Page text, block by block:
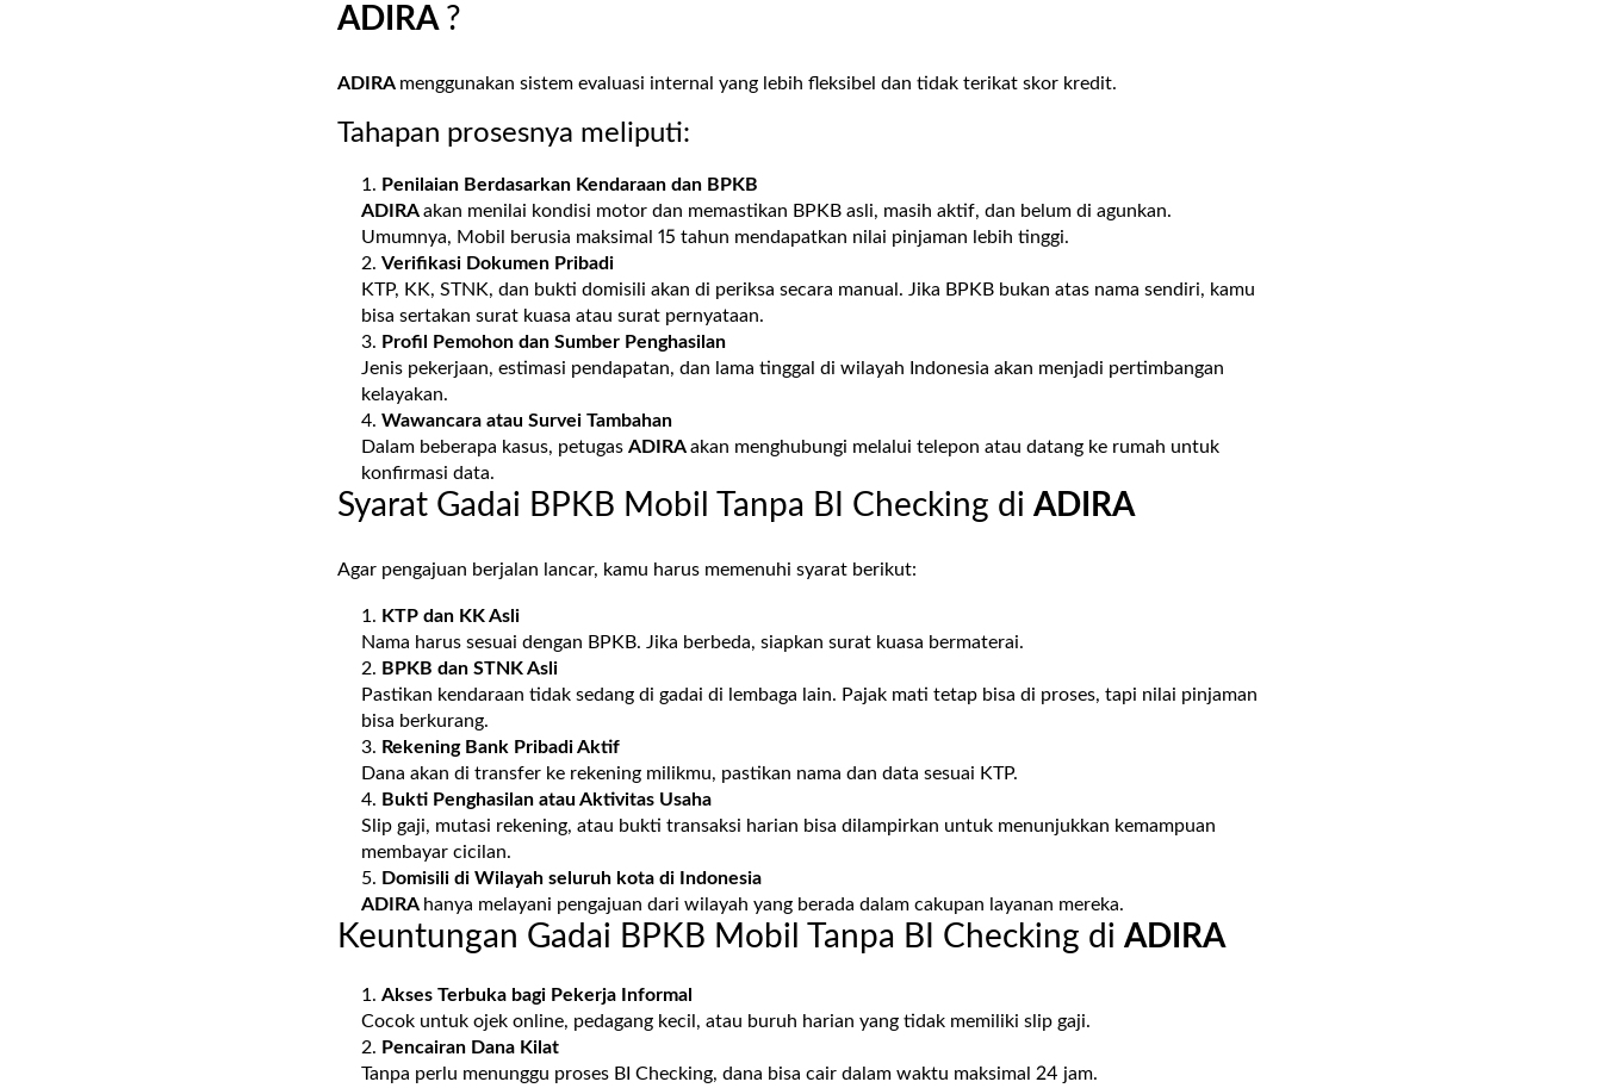
ADIRA ?
ADIRA menggunakan sistem evaluasi internal yang lebih fleksibel dan tidak terikat skor kredit.
Tahapan prosesnya meliputi:
Penilaian Berdasarkan Kendaraan dan BPKB
ADIRAakan menilai kondisi motor dan memastikan BPKB asli, masih aktif, dan belum di agunkan.
Umumnya, Mobil berusia maksimal 15 tahun mendapatkan nilai pinjaman lebih tinggi.
Verifikasi Dokumen Pribadi
KTP, KK, STNK, dan bukti domisili akan di periksa secara manual. Jika BPKB bukan atas nama sendiri, kamu
bisa sertakan surat kuasa atau surat pernyataan.
Profil Pemohon dan Sumber Penghasilan
Jenis pekerjaan, estimasi pendapatan, dan lama tinggal di wilayah Indonesia akan menjadi pertimbangan
kelayakan.
Wawancara atau Survei Tambahan
Dalam beberapa kasus, petugasADIRAakan menghubungi melalui telepon atau datang ke rumah untuk
konfirmasi data.
Syarat Gadai BPKB Mobil Tanpa BI Checking diADIRA
Agar pengajuan berjalan lancar, kamu harus memenuhi syarat berikut:
KTP dan KK Asli
Nama harus sesuai dengan BPKB. Jika berbeda, siapkan surat kuasa bermaterai.
BPKB dan STNK Asli
Pastikan kendaraan tidak sedang di gadai di lembaga lain. Pajak mati tetap bisa di proses, tapi nilai pinjaman
bisa berkurang.
Rekening Bank Pribadi Aktif
Dana akan di transfer ke rekening milikmu, pastikan nama dan data sesuai KTP.
Bukti Penghasilan atau Aktivitas Usaha
Slip gaji, mutasi rekening, atau bukti transaksi harian bisa dilampirkan untuk menunjukkan kemampuan
membayar cicilan.
Domisili di Wilayah seluruh kota di Indonesia
ADIRA hanya melayani pengajuan dari wilayah yang berada dalam cakupan layanan mereka.
Keuntungan Gadai BPKB Mobil Tanpa BI Checking diADIRA
Akses Terbuka bagi Pekerja Informal
Cocok untuk ojek online, pedagang kecil, atau buruh harian yang tidak memiliki slip gaji.
Pencairan Dana Kilat
Tanpa perlu menunggu proses BI Checking, dana bisa cair dalam waktu maksimal 24 jam.